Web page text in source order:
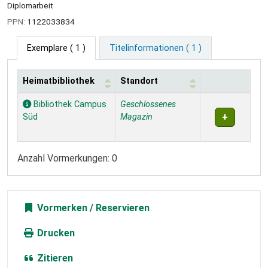
Diplomarbeit
PPN: 1122033834
Exemplare ( 1 ) Titelinformationen ( 1 )
Exemplare
Heimatbibliothek Standort
Bibliothek Campus
Süd
Geschlossenes
Magazin
Anzahl Vormerkungen: 0
Vormerken
Drucken
Zitieren